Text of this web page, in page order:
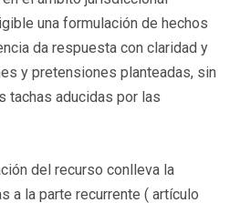
una formulación de hechos
da respuesta con claridad y
y pretensiones planteadas, sin
tachas aducidas por las
del recurso conlleva la
a la parte recurrente ( artículo